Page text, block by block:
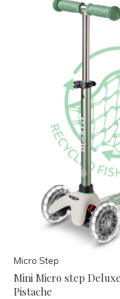
Micro Step
Mini Micro step
Pistache